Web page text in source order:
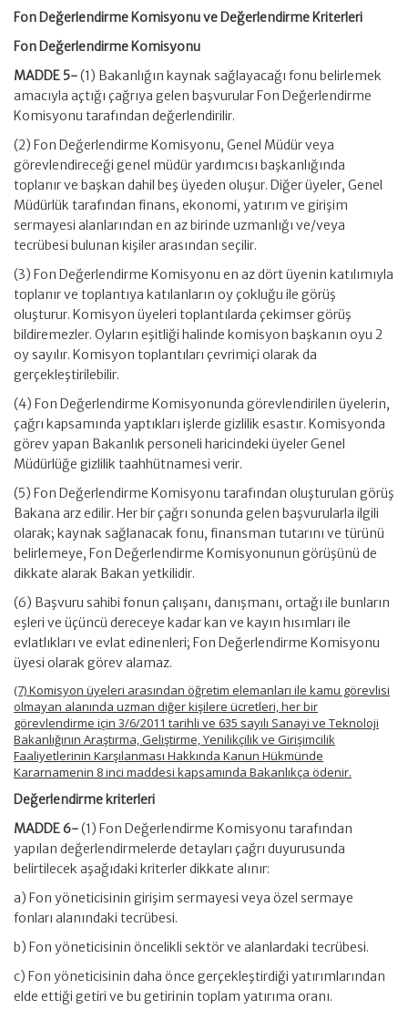
Fon Değerlendirme Komisyonu ve Değerlendirme Kriterleri
Fon Değerlendirme Komisyonu
MADDE 5-(1) Bakanlığın kaynak sağlayacağı fonu belirlemek
amacıyla açtığı çağrıya gelen başvurular Fon Değerlendirme
Komisyonu tarafından değerlendirilir.
(2) Fon Değerlendirme Komisyonu, Genel Müdür veya
görevlendireceği genel müdür yardımcısı başkanlığında
toplanır ve başkan dahil beş üyeden oluşur. Diğer üyeler, Genel
Müdürlük tarafından finans, ekonomi, yatırım ve girişim
sermayesi alanlarından en az birinde uzmanlığı ve/veya
tecrübesi bulunan kişiler arasından seçilir.
(3) Fon Değerlendirme Komisyonu en az dört üyenin katılımıyla
toplanır ve toplantıya katılanların oy çokluğu ile görüş
oluşturur. Komisyon üyeleri toplantılarda çekimser görüş
bildiremezler. Oyların eşitliği halinde komisyon başkanın oyu 2
oy sayılır. Komisyon toplantıları çevrimiçi olarak da
gerçekleştirilebilir.
(4) Fon Değerlendirme Komisyonunda görevlendirilen üyelerin,
çağrı kapsamında yaptıkları işlerde gizlilik esastır. Komisyonda
görev yapan Bakanlık personeli haricindeki üyeler Genel
Müdürlüğe gizlilik taahhütnamesi verir.
(5) Fon Değerlendirme Komisyonu tarafından oluşturulan görüş
Bakana arz edilir. Her bir çağrı sonunda gelen başvurularla ilgili
olarak; kaynak sağlanacak fonu, finansman tutarını ve türünü
belirlemeye, Fon Değerlendirme Komisyonunun görüşünü de
dikkate alarak Bakan yetkilidir.
(6) Başvuru sahibi fonun çalışanı, danışmanı, ortağı ile bunların
eşleri ve üçüncü dereceye kadar kan ve kayın hısımları ile
evlatlıkları ve evlat edinenleri; Fon Değerlendirme Komisyonu
üyesi olarak görev alamaz.
(7) Komisyon üyeleri arasından öğretim elemanları ile kamu görevlisi
olmayan alanında uzman diğer kişilere ücretleri, her bir
görevlendirme için 3/6/2011 tarihli ve 635 sayılı Sanayi ve Teknoloji
Bakanlığının Araştırma, Geliştirme, Yenilikçilik ve Girişimcilik
Faaliyetlerinin Karşılanması Hakkında Kanun Hükmünde
Kararnamenin 8 inci maddesi kapsamında Bakanlıkça ödenir.
Değerlendirme kriterleri
MADDE 6-(1) Fon Değerlendirme Komisyonu tarafından
yapılan değerlendirmelerde detayları çağrı duyurusunda
belirtilecek aşağıdaki kriterler dikkate alınır:
a) Fon yöneticisinin girişim sermayesi veya özel sermaye
fonları alanındaki tecrübesi.
b) Fon yöneticisinin öncelikli sektör ve alanlardaki tecrübesi.
c) Fon yöneticisinin daha önce gerçekleştirdiği yatırımlarından
elde ettiği getiri ve bu getirinin toplam yatırıma oranı.